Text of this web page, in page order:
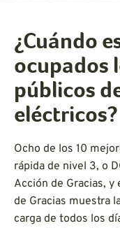
¿Cuándo
ocupados
públicos
eléctricos?
Ocho de los 10
rápida de nivel 3, o
Acción de Gracias,
de Gracias muestra
carga de todos los